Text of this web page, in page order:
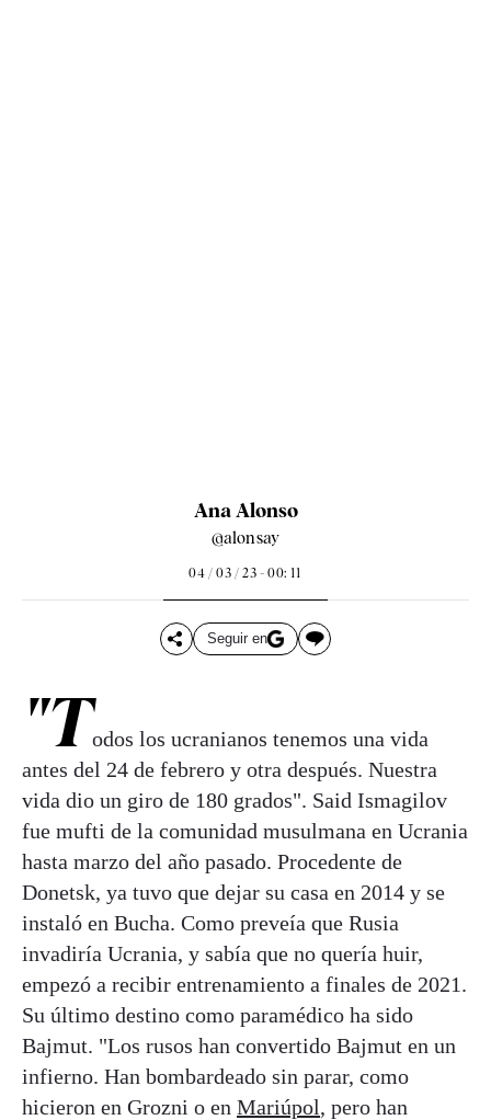
Ana Alonso
@alonsay
04 / 03 / 23 - 00: 11
Seguir en
"Todos los ucranianos tenemos una vida
antes del 24 de febrero y otra después. Nuestra
vida dio un giro de 180 grados". Said Ismagilov
fue mufti de la comunidad musulmana en Ucrania
hasta marzo del año pasado. Procedente de
Donetsk, ya tuvo que dejar su casa en 2014 y se
instaló en Bucha. Como preveía que Rusia
invadiría Ucrania, y sabía que no quería huir,
empezó a recibir entrenamiento a finales de 2021.
Su último destino como paramédico ha sido
Bajmut. "Los rusos han convertido Bajmut en un
infierno. Han bombardeado sin parar, como
hicieron en Grozni o en Mariúpol, pero han